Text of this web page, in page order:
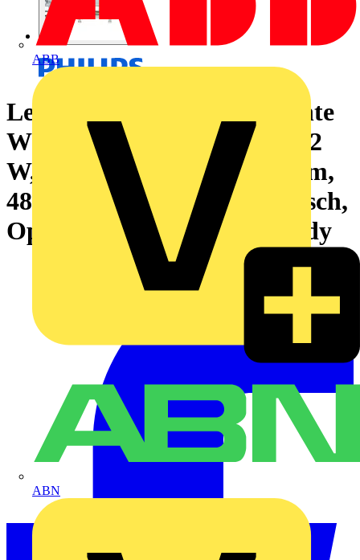
ABB
ABN
Ledinaire Feuchtraumleuchte
WT065C klassisch, All-in, 42
W, 23 W, L1200 mm, 2900 lm,
4800 lm, 4000 K, Symmetrisch,
Opal, IP65, IK08, TW1-ready